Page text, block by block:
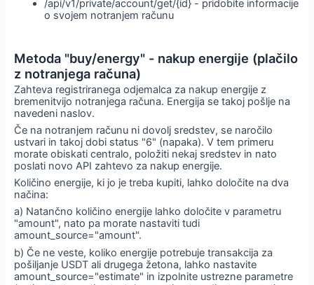
/api/v1/private/account/get/{id} - pridobite informacije
o svojem notranjem računu
Metoda "buy/energy" - nakup energije (plačilo
z notranjega računa)
Zahteva registriranega odjemalca za nakup energije z
bremenitvijo notranjega računa. Energija se takoj pošlje na
navedeni naslov.
Če na notranjem računu ni dovolj sredstev, se naročilo
ustvari in takoj dobi status "6" (napaka). V tem primeru
morate obiskati centralo, položiti nekaj sredstev in nato
poslati novo API zahtevo za nakup energije.
Količino energije, ki jo je treba kupiti, lahko določite na dva
načina:
a) Natančno količino energije lahko določite v parametru
"amount", nato pa morate nastaviti tudi
amount_source="amount".
b) Če ne veste, koliko energije potrebuje transakcija za
pošiljanje USDT ali drugega žetona, lahko nastavite
amount_source="estimate" in izpolnite ustrezne parametre